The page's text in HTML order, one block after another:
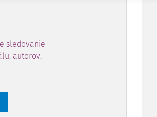
sledovanie
autorov,